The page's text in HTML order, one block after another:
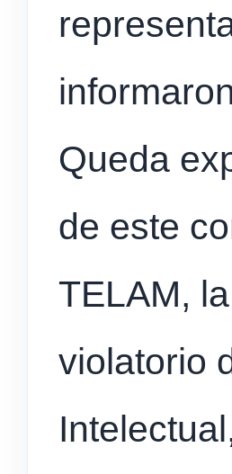
Queda
de este
TELAM,
violatorio